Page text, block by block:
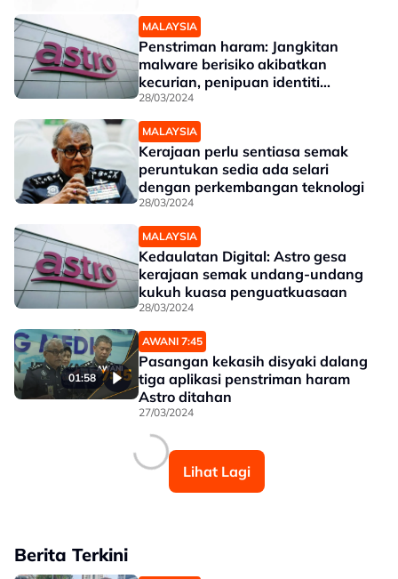
MALAYSIA
Penstriman haram: Jangkitan
malware berisiko akibatkan
kecurian, penipuan identiti
pengguna
28/03/2024
MALAYSIA
Kerajaan perlu sentiasa semak
peruntukan sedia ada selari
dengan perkembangan teknologi
28/03/2024
MALAYSIA
Kedaulatan Digital: Astro gesa
kerajaan semak undang-undang
kukuh kuasa penguatkuasaan
28/03/2024
01:58
AWANI 7:45
Pasangan kekasih disyaki dalang
tiga aplikasi penstriman haram
Astro ditahan
27/03/2024
Lihat Lagi
Berita Terkini